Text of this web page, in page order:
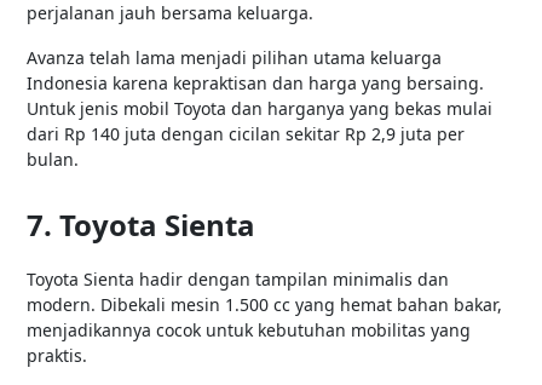
perjalanan jauh bersama keluarga.
Avanza telah lama menjadi pilihan utama keluarga
Indonesia karena kepraktisan dan harga yang bersaing.
Untuk jenis mobil Toyota dan harganya yang bekas mulai
dari Rp 140 juta dengan cicilan sekitar Rp 2,9 juta per
bulan.
7. Toyota Sienta
Toyota Sienta hadir dengan tampilan minimalis dan
modern. Dibekali mesin 1.500 cc yang hemat bahan bakar,
menjadikannya cocok untuk kebutuhan mobilitas yang
praktis.